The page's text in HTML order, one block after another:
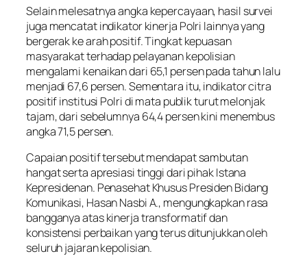
Selain melesatnya angka kepercayaan, hasil survei
juga mencatat indikator kinerja Polri lainnya yang
bergerak ke arah positif. Tingkat kepuasan
masyarakat terhadap pelayanan kepolisian
mengalami kenaikan dari 65,1 persen pada tahun lalu
menjadi 67,6 persen. Sementara itu, indikator citra
positif institusi Polri di mata publik turut melonjak
tajam, dari sebelumnya 64,4 persen kini menembus
angka 71,5 persen.
Capaian positif tersebut mendapat sambutan
hangat serta apresiasi tinggi dari pihak Istana
Kepresidenan. Penasehat Khusus Presiden Bidang
Komunikasi, Hasan Nasbi A., mengungkapkan rasa
bangganya atas kinerja transformatif dan
konsistensi perbaikan yang terus ditunjukkan oleh
seluruh jajaran kepolisian.